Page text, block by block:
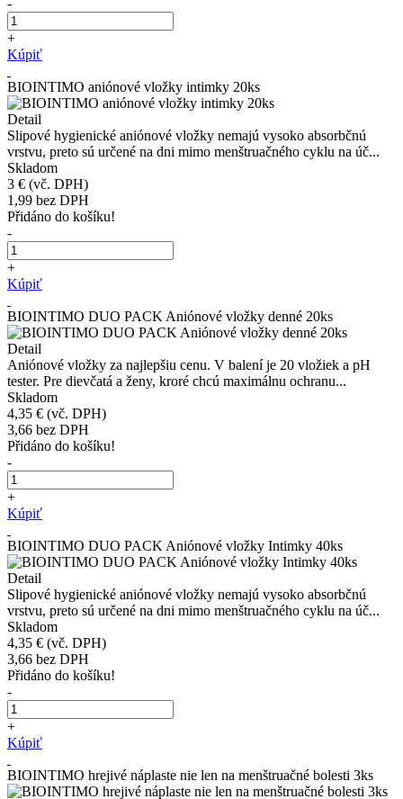
-
+
Kúpiť
BIOINTIMO aniónové vložky intimky 20ks
Detail
Slipové hygienické aniónové vložky nemajú vysoko absorbčnú
vrstvu, preto sú určené na dni mimo menštruačného cyklu na úč...
Skladom
3 € (vč. DPH)
1,99 bez DPH
Přidáno do košíku!
-
+
Kúpiť
BIOINTIMO DUO PACK Aniónové vložky denné 20ks
Detail
Aniónové vložky za najlepšiu cenu. V balení je 20 vložiek a pH
tester. Pre dievčatá a ženy, kroré chcú maximálnu ochranu...
Skladom
4,35 € (vč. DPH)
3,66 bez DPH
Přidáno do košíku!
-
+
Kúpiť
BIOINTIMO DUO PACK Aniónové vložky Intimky 40ks
Detail
Slipové hygienické aniónové vložky nemajú vysoko absorbčnú
vrstvu, preto sú určené na dni mimo menštruačného cyklu na úč...
Skladom
4,35 € (vč. DPH)
3,66 bez DPH
Přidáno do košíku!
-
+
Kúpiť
BIOINTIMO hrejivé náplaste nie len na menštruačné bolesti 3ks